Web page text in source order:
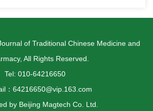
of Traditional Chinese Medicine and
All Rights Reserved.
Tel: 010-64216650
：64216650@vip.163.com
by Beijing Magtech Co. Ltd.